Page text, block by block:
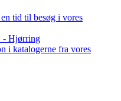
tid til besøg i vores
- Hjørring
i katalogerne fra vores